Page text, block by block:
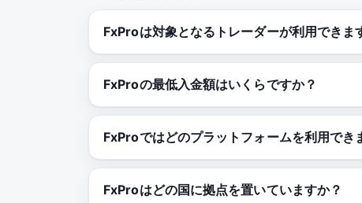
FxProは対象となるトレーダーが利用できま
FxProの最低入金額はいくらですか？
FxProではどのプラットフォームを利用でき
FxProはどの国に拠点を置いていますか？